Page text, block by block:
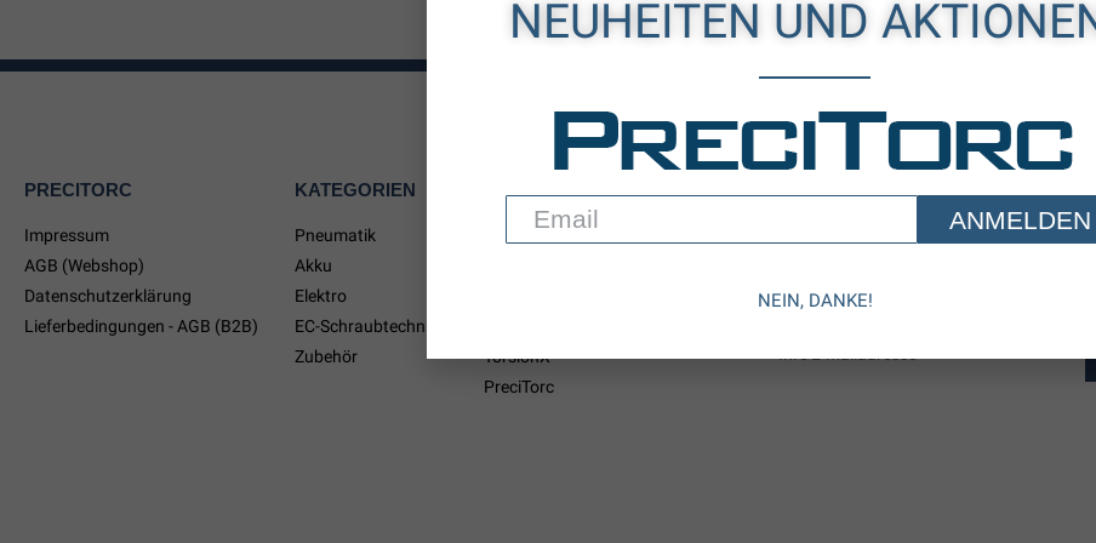
PRECITORC
Impressum
AGB (Webshop)
Datenschutzerklärung
Lieferbedingungen - AGB (B2B)
KATEGORIEN
Pneumatik
Akku
Elektro
EC-Schraubtechnik
Zubehör
TorsionX
PreciTorc
Erhalten Sie regelmäßig Informationen zu
NEUHEITEN UND
Let's Save The World TogetherANMELDEN
NEIN, DANKE!